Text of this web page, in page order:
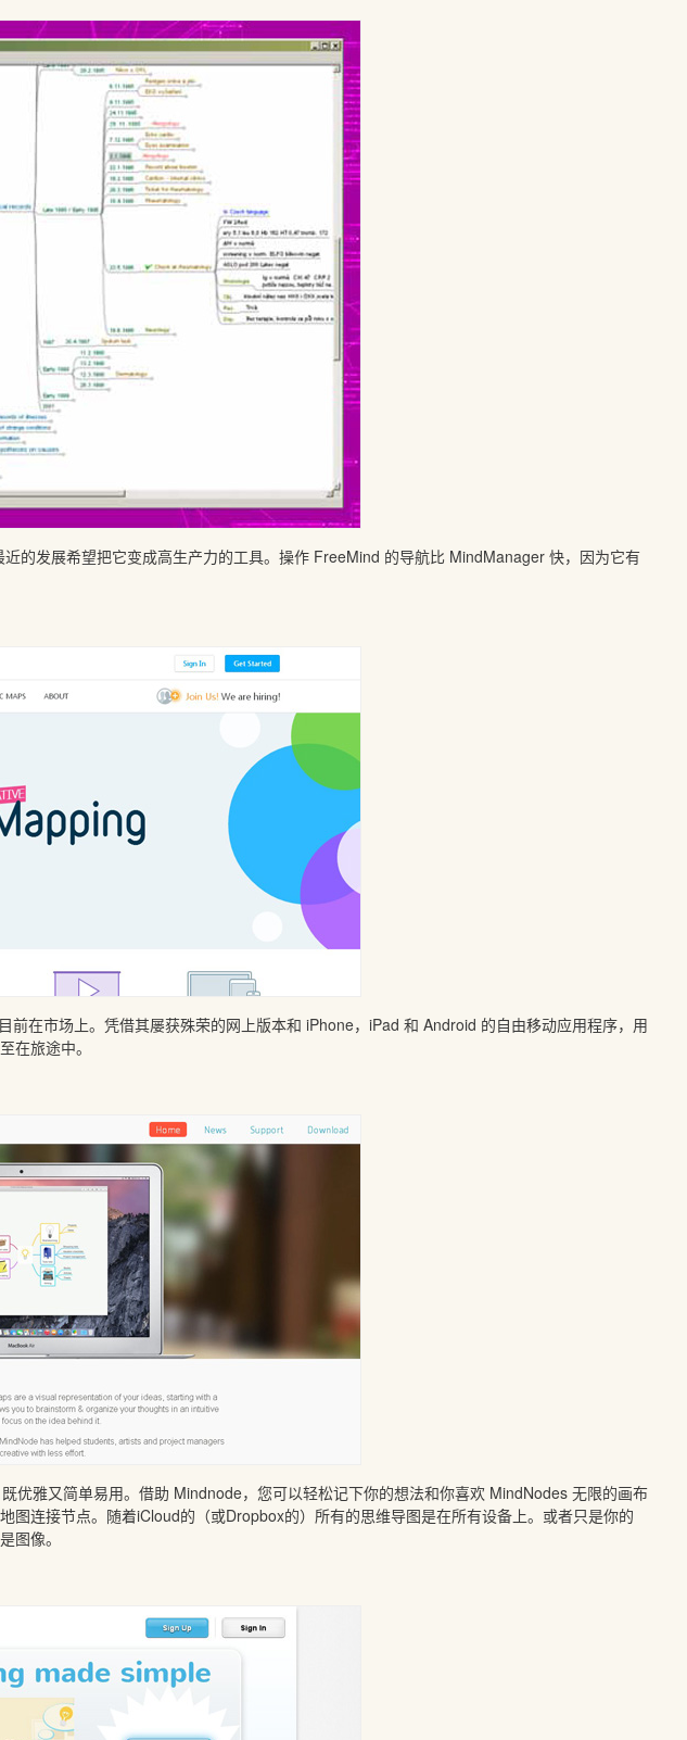
的发展希望把它变成高生产力的工具。操作 FreeMind 的导航比 MindManager 快，因为它有
前在市场上。凭借其屡获殊荣的网上版本和 iPhone，iPad 和 Android 的自由移动应用程序，用
在旅途中。
优雅又简单易用。借助 Mindnode，您可以轻松记下你的想法和你喜欢 MindNodes 无限的画布
图连接节点。随着iCloud的（或Dropbox的）所有的思维导图是在所有设备上。或者只是你的
图像。